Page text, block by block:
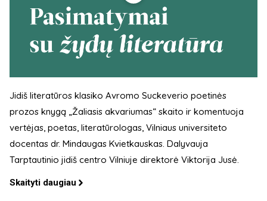
Jidiš literatūros klasiko Avromo Suckeverio poetinės
prozos knygą „Žaliasis akvariumas“ skaito ir komentuoja
vertėjas, poetas, literatūrologas, Vilniaus universiteto
docentas dr. Mindaugas Kvietkauskas. Dalyvauja
Tarptautinio jidiš centro Vilniuje direktorė Viktorija Jusė.
Skaityti daugiau